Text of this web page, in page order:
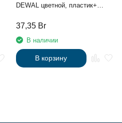
DEWAL цветной, пластик+
37,35 Br
В наличии
В корзину